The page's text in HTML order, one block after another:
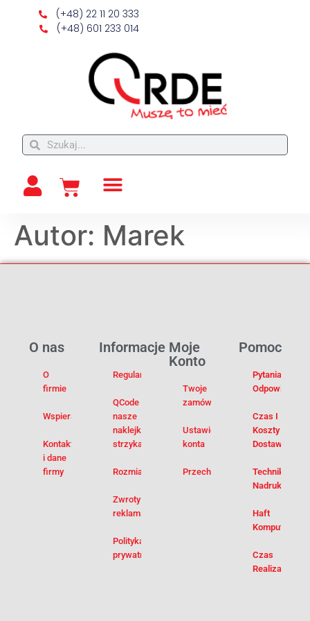
(+48) 22 11 20 333
(+48) 601 233 014
Autor: Marek
Pomoc
Pytania I
Odpowiedzi
Czas I
Koszty
Dostawy
Techniki
Nadruku
Haft
Komputerowy
Czas
Realizacji
Moje
Konto
Twoje
zamówienia
Ustawienia
konta
Przechowalnia
Informacje
Regulamin
QCode –
nasze
naklejki na
strzykawki
Rozmiarówka
Zwroty i
reklamacje
Polityka
prywatności
O nas
O
firmie
Wspieramy
Kontakt
i dane
firmy